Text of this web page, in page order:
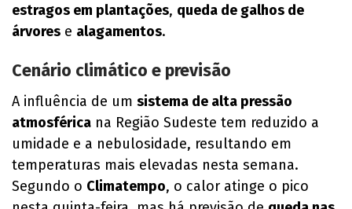
estragos em plantações, queda de galhos de
árvores e alagamentos.
Cenário climático e previsão
A influência de um sistema de alta pressão
atmosférica na Região Sudeste tem reduzido a
umidade e a nebulosidade, resultando em
temperaturas mais elevadas nesta semana.
Segundo o Climatempo, o calor atinge o pico